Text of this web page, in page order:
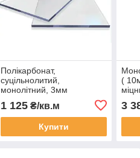
Полікарбонат,
суцільнолитий,
монолітний, 3мм
прозорий, не вигорає, не
жовтіє, OSCAR PREMIUM (
205см Х 305см)
1 125₴/кв.м
Купити
(
3